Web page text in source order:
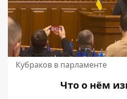
Кубраков в парламенте
Что о нём